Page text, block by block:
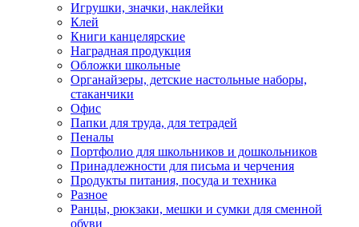
Игрушки, значки, наклейки
Клей
Книги канцелярские
Наградная продукция
Обложки школьные
Органайзеры, детские настольные наборы,
стаканчики
Офис
Папки для труда, для тетрадей
Пеналы
Портфолио для школьников и дошкольников
Принадлежности для письма и черчения
Продукты питания, посуда и техника
Разное
Ранцы, рюкзаки, мешки и сумки для сменной
обуви